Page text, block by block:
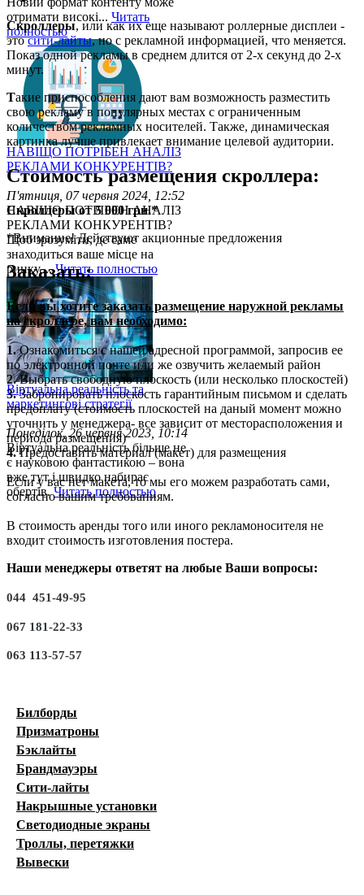
отримати високі... Читать
полностью
НАВІЩО ПОТРІБЕН АНАЛІЗ
РЕКЛАМИ КОНКУРЕНТІВ?
П'ятниця, 07 червня 2024, 12:52
НАВІЩО ПОТРІБЕН АНАЛІЗ
РЕКЛАМИ КОНКУРЕНТІВ?
Щоб зрозуміти, де саме
знаходиться ваше місце на
ринку,...Читать полностью
Віртуальна реальність та
маркетингові стратегії
Понеділок, 26 червня 2023, 10:14
Віртуальна реальність більше не
є науковою фантастикою – вона
вже тут і швидко набирає
обертів.Читать полностью
Скроллеры, или как их еще называют роллерные дисплеи -
этосити-лайты, но с рекламной информацией, что меняется.
Показ одной рекламы в среднем длится от 2-х секунд до 2-х
минут.
Такие приспособления дают вам возможность разместить
свою рекламу в популярных местах с ограниченным
количеством рекламных носителей. Также, динамическая
картинка лучше привлекает внимание целевой аудитории.
Стоимость размещения скроллера:
Скроллеры от 5 000 грн.*
*Внимание! Действуют акционные предложения
Заказать:
Если вы хотите заказать размещение наружной рекламы
на скроллере, вам необходимо:
1.Ознакомиться с нашей адресной программой, запросив ее
по электронной почте или же озвучить желаемый район
2.Выбрать свободную плоскость (или несколько плоскостей)
3.Забронировать плоскость гарантийным письмом и сделать
предоплату (стоимость плоскостей на даный момент можно
уточнить у менеджера- все зависит от месторасположения и
периода размещения)
4.Предоставить материал (макет) для размещения
Если у вас нет макета, то мы его можем разработать сами,
согласно вашим требованиям.
В стоимость аренды того или иного рекламоносителя не
входит стоимость изготовления постера.
Наши менеджеры ответят на любые Ваши вопросы:
044 451-49-95
067 181-22-33
063 113-57-57
Билборды
Призматроны
Бэклайты
Брандмауэры
Сити-лайты
Накрышные установки
Светодиодные экраны
Троллы, перетяжки
Вывески